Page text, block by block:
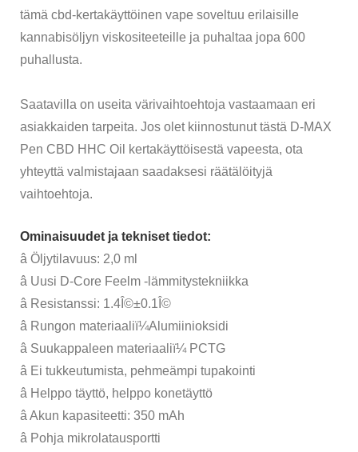
tämä cbd-kertakäyttöinen vape soveltuu erilaisille
kannabisöljyn viskositeeteille ja puhaltaa jopa 600
puhallusta.
Saatavilla on useita värivaihtoehtoja vastaamaan eri
asiakkaiden tarpeita. Jos olet kiinnostunut tästä D-MAX
Pen CBD HHC Oil kertakäyttöisestä vapeesta, ota
yhteyttä valmistajaan saadaksesi räätälöityjä
vaihtoehtoja.
Ominaisuudet ja tekniset tiedot:
â Öljytilavuus: 2,0 ml
â Uusi D-Core Feelm -lämmitystekniikka
â Resistanssi: 1.4Î©±0.1Î©
â Rungon materiaaliï¼Alumiinioksidi
â Suukappaleen materiaaliï¼ PCTG
â Ei tukkeutumista, pehmeämpi tupakointi
â Helppo täyttö, helppo konetäyttö
â Akun kapasiteetti: 350 mAh
â Pohja mikrolatausportti